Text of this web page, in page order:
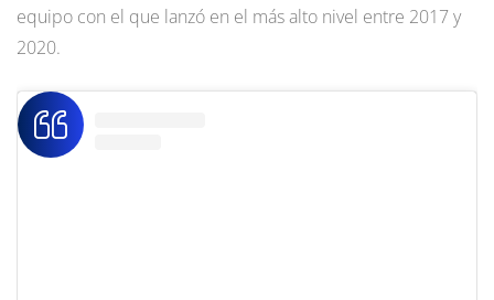
equipo con el que lanzó en el más alto nivel entre 2017 y
2020.